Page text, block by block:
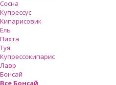
Сосна
Купрессус
Кипарисовик
Ель
Пихта
Туя
Купрессокипарис
Лавр
Бонсай
Все Бонсай